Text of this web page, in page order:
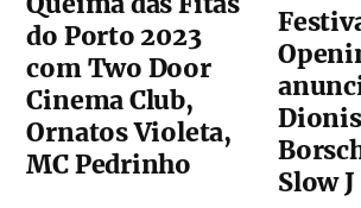
do Porto 2023
com Two Door
Cinema Club,
Ornatos Violeta,
MC Pedrinho
Slow J